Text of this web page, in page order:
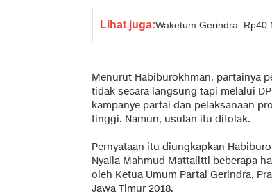
Lihat juga:Waketum Gerindra: Rp40
Menurut Habiburokhman, partainya
tidak secara langsung tapi melalui
kampanye partai dan pelaksanaan
tinggi. Namun, usulan itu ditolak.
Pernyataan itu diungkapkan
Nyalla Mahmud Mattalitti beberapa
oleh Ketua Umum Partai Gerindra,
Jawa Timur 2018.